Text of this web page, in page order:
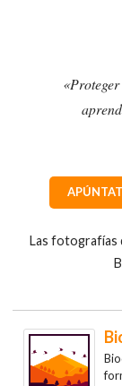
Las fotografías